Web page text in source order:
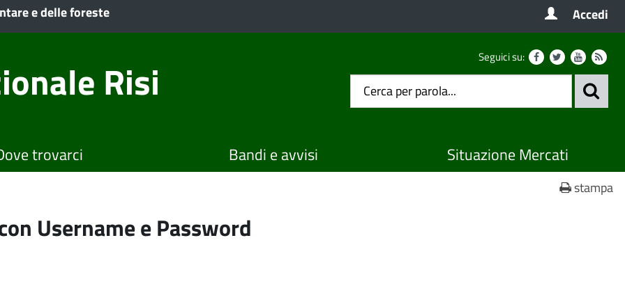
e delle foreste Accedi
Risi Seguici su:
trovarci Bandi e avvisi Situazione Mercati
stampa
Username e Password